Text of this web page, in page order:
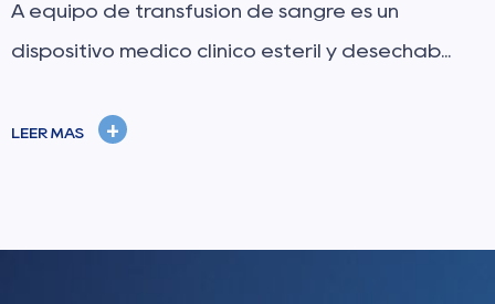
el aguja dental es un instrumento indispensable
en la odontología moderna, que sirve...
LEER MÁS